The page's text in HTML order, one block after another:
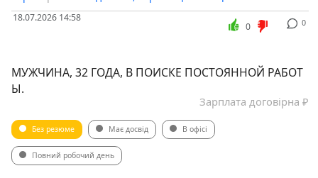
18.07.2026 14:58 0
0
МУЖЧИНА, 32 ГОДА, В ПОИСКЕ ПОСТОЯННОЙ РАБОТ
Ы.
Зарплата договірна ₽
Без резюме Має досвід В офісі
Повний робочий день